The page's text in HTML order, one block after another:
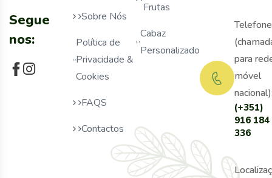
Segue
nos:
Sobre Nós
Política de
Privacidade &
Cookies
FAQS
Contactos
Frutas
Cabaz
Personalizado
(+351)
916 184
336
Telefone
para
móvel